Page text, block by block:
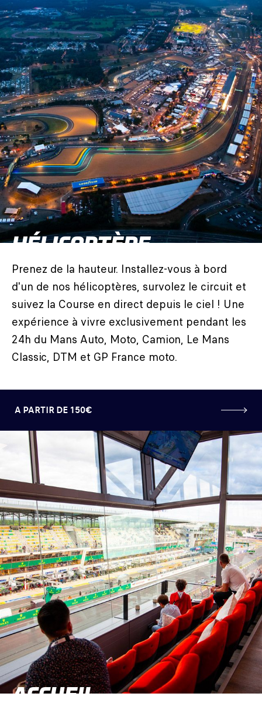
HÉLICOPTÈRE
Prenez de la hauteur. Installez-vous à bord
d'un de nos hélicoptères, survolez le circuit et
suivez la Course en direct depuis le ciel ! Une
expérience à vivre exclusivement pendant les
24h du Mans Auto, Moto, Camion, Le Mans
Classic, DTM et GP France moto.
A PARTIR DE 150€
ACCUEIL